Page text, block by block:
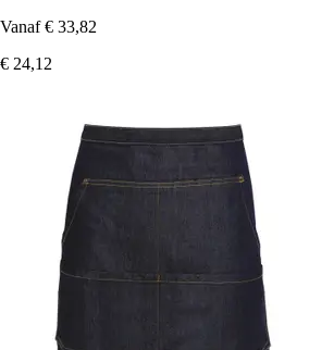
Vanaf € 33,82
€ 24,12